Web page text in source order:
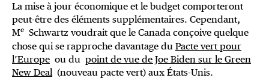
La mise à jour économique et le budget comporteront
peut-être des éléments supplémentaires. Cependant,
Me Schwartz voudrait que le Canada conçoive quelque
chose qui se rapproche davantage du Pacte vert pour
l’Europe ou du point de vue de Joe Biden sur le Green
New Deal(nouveau pacte vert) aux États-Unis.